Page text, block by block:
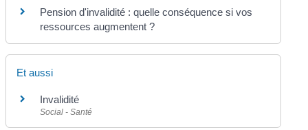
Pension d'invalidité : quelle conséquence si vos
ressources augmentent ?
Et aussi
Invalidité
Social - Santé